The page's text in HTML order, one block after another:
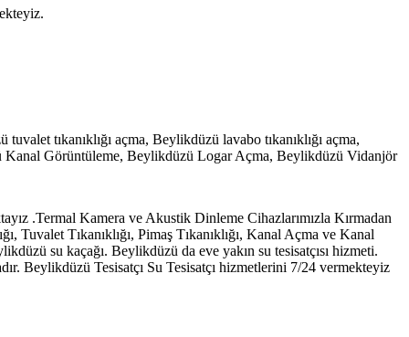
tıkanıklığı açma, Beylikdüzü lavabo tıkanıklığı açma,
Kanal Görüntüleme, Beylikdüzü Logar Açma, Beylikdüzü Vidanjör
.Termal Kamera ve Akustik Dinleme Cihazlarımızla Kırmadan
Tuvalet Tıkanıklığı, Pimaş Tıkanıklığı, Kanal Açma ve Kanal
su kaçağı. Beylikdüzü da eve yakın su tesisatçısı hizmeti.
Beylikdüzü Tesisatçı Su Tesisatçı hizmetlerini 7/24 vermekteyiz